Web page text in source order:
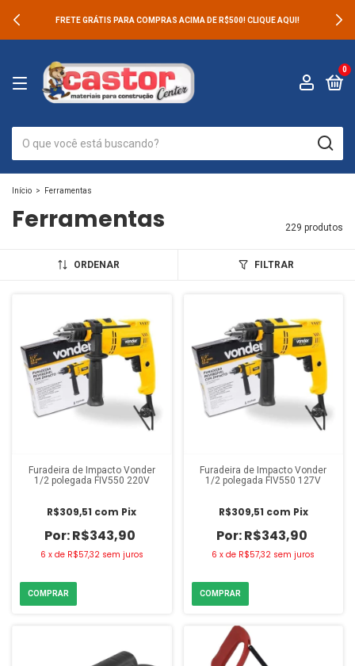
FRETE GRÁTIS PARA COMPRAS ACIMA DE R$500! CLIQUE AQUI!
0
Início > Ferramentas
Ferramentas 229 produtos
ORDENAR FILTRAR
Furadeira de Impacto Vonder
1/2 polegada FIV550 220V
R$343,90
R$309,51 com Pix
6 x de R$57,32 sem juros
Furadeira de Impacto Vonder
1/2 polegada FIV550 127V
R$343,90
R$309,51 com Pix
6 xde R$57,32 sem juros